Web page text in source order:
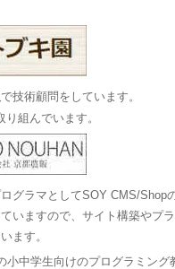
で技術顧問をしています。
り組んでいます。
グラマとしてSOY CMS/Shop
いますので、サイト構築やプ
ます。
小中学生向けのプログラミング